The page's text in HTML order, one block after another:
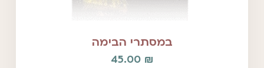
במסתרי הבימה
45.00 ₪